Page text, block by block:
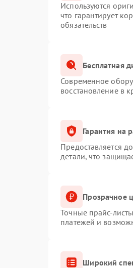
Используются
что гарантирует
обязательств
Бесплатная
Современное
восстановление в
Гарантия на
Предоставляется
детали, что
Прозрачное
Точные прайс-
платежей и
Широкий